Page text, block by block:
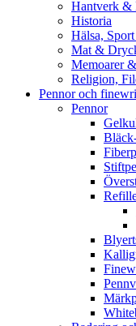
Hantverk &
Historia
Hälsa,
Mat &
Memoarer
Religion,
Pennor och
Pennor